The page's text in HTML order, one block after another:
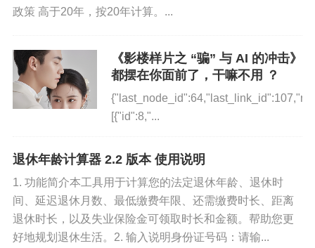
政策 高于20年，按20年计算。...
《影楼样片之 “骗” 与 AI 的冲击》
都摆在你面前了，干嘛不用 ？
[{"id":8,"...
退休年龄计算器 2.2 版本 使用说明
1. 功能简介本工具用于计算您的法定退休年龄、退休时
间、延迟退休月数、最低缴费年限、还需缴费时长、距离
退休时长，以及失业保险金可领取时长和金额。帮助您更
好地规划退休生活。2. 输入说明身份证号码：请输...